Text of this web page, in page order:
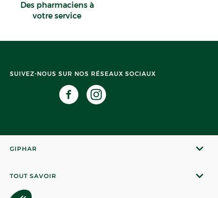
Des pharmaciens à
votre service
SUIVEZ-NOUS SUR NOS RÉSEAUX SOCIAUX
GIPHAR
TOUT SAVOIR